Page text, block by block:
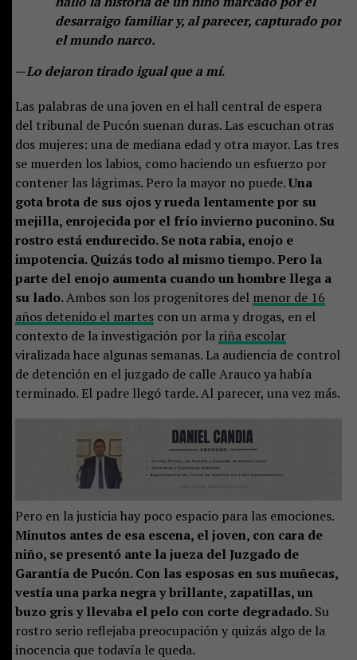
desarraigo familiar y, al parecer, capturado por
el mundo narco.
—Lo dejaron tirado igual que a mí.
Las palabras de una joven en el hall central de espera
del tribunal de Pucón suenan duras. Las escuchan otras
dos mujeres: una de mediana edad y otra mayor. Las tres
se muerden los labios, como haciendo un esfuerzo por
contener las lágrimas. Pero la mayor no puede.Una
gota brota de sus ojos y rueda lentamente por su
mejilla, enrojecida por el frío invierno puconino. Su
rostro está endurecido. Se nota rabia, enojo e
impotencia. Quizás todo al mismo tiempo. Pero la
parte del enojo aumenta cuando un hombre llega a
su lado.Ambos son los progenitores del menor de 16
años detenido el martescon un arma y drogas, en el
contexto de la investigación por la riña escolar
viralizada hace algunas semanas. La audiencia de control
de detención en el juzgado de calle Arauco ya había
terminado. El padre llegó tarde. Al parecer, una vez más.
Pero en la justicia hay poco espacio para las emociones.
Minutos antes de esa escena, el joven, con cara de
niño, se presentó ante la jueza del Juzgado de
Garantía de Pucón. Con las esposas en sus muñecas,
vestía una parka negra y brillante, zapatillas, un
buzo gris y llevaba el pelo con corte degradado.Su
rostro serio reflejaba preocupación y quizás algo de la
inocencia que todavía le queda.